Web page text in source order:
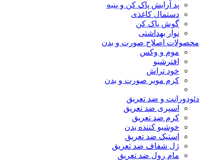
پد آرایش پاک کن و پنبه
دستمال کاغذی
گوش پاک کن
نوار بهداشتی
محصولات اصلاح صورت و بدن
موم و وکس
افترشیو
خود تراش
کرم موبر صورت و بدن
دئودورانت و ضد تعریق
اسپری ضد تعریق
کرم ضد تعریق
خوشبو کننده بدن
استیک ضد تعریق
ژل شفاف ضد تعریق
مام رول ضد تعریق